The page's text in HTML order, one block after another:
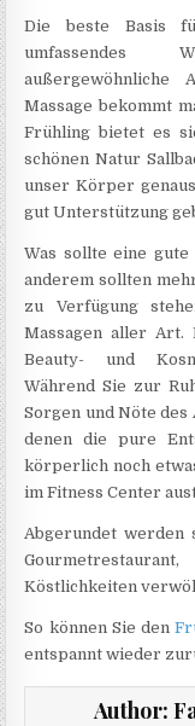
Die beste Basis
umfassendes
außergewöhnliche
Massage bekommt
Frühling bietet es
schönen Natur
unser Körper
gut Unterstützung
Was sollte eine
anderem sollten
zu Verfügung
Massagen aller Art.
Beauty- und
Während Sie zur
Sorgen und Nöte des
denen die pure
körperlich noch
im Fitness Center
Abgerundet werden
Köstlichkeiten
So können Sie den
entspannt wieder
Author: